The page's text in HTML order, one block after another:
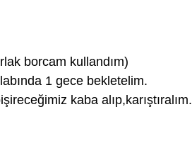
borcam kullandım)
1 gece bekletelim.
kaba alıp,karıştıralım.